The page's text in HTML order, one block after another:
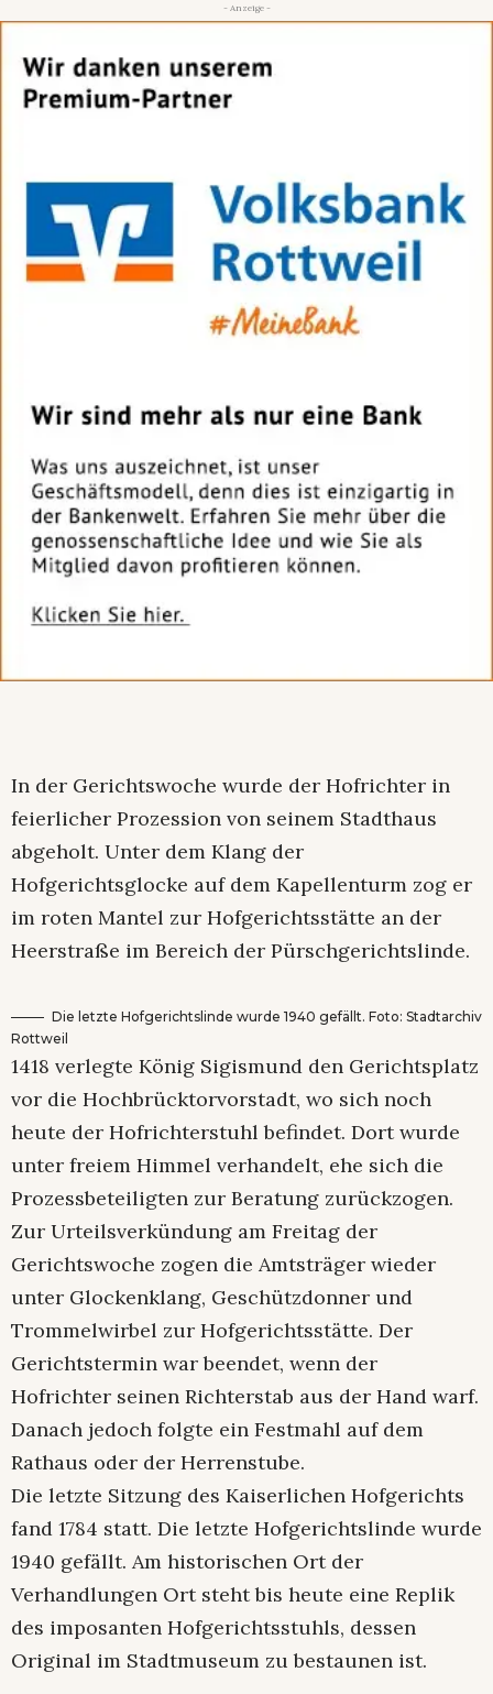
- Anzeige -
In der Gerichtswoche wurde der Hofrichter in
feierlicher Prozession von seinem Stadthaus
abgeholt. Unter dem Klang der
Hofgerichtsglocke auf dem Kapellenturm zog er
im roten Mantel zur Hofgerichtsstätte an der
Heerstraße im Bereich der Pürschgerichtslinde.
Die letzte Hofgerichtslinde wurde 1940 gefällt. Foto: Stadtarchiv
Rottweil
1418 verlegte König Sigismund den Gerichtsplatz
vor die Hochbrücktorvorstadt, wo sich noch
heute der Hofrichterstuhl befindet. Dort wurde
unter freiem Himmel verhandelt, ehe sich die
Prozessbeteiligten zur Beratung zurückzogen.
Zur Urteilsverkündung am Freitag der
Gerichtswoche zogen die Amtsträger wieder
unter Glockenklang, Geschützdonner und
Trommelwirbel zur Hofgerichtsstätte. Der
Gerichtstermin war beendet, wenn der
Hofrichter seinen Richterstab aus der Hand warf.
Danach jedoch folgte ein Festmahl auf dem
Rathaus oder der Herrenstube.
Die letzte Sitzung des Kaiserlichen Hofgerichts
fand 1784 statt. Die letzte Hofgerichtslinde wurde
1940 gefällt. Am historischen Ort der
Verhandlungen Ort steht bis heute eine Replik
des imposanten Hofgerichtsstuhls, dessen
Original im Stadtmuseum zu bestaunen ist.